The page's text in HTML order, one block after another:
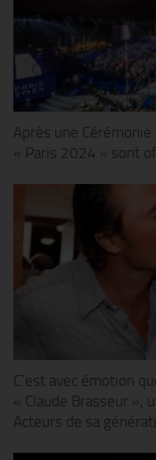
Après une
« Paris 2024 » sont
C’est avec émotion
« Claude Brasseur »,
Acteurs de sa